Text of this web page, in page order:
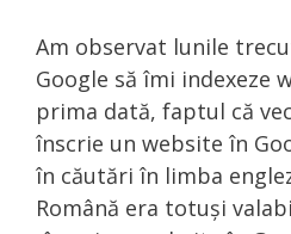
Am observat lunile
Google să îmi indexeze
prima dată, faptul că
înscrie un website în
în căutări în limba
Română era totuși